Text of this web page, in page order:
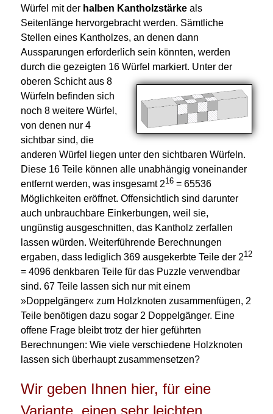
Würfel mit der halben Kantholzstärkeals
Seitenlänge hervorgebracht werden. Sämtliche
Stellen eines Kantholzes, an denen dann
Aussparungen erforderlich sein könnten, werden
durch die gezeigten 16 Würfel markiert. Unter der
oberen Schicht aus 8
Würfeln befinden sich
noch 8 weitere Würfel,
von denen nur 4
sichtbar sind, die
anderen Würfel liegen unter den sichtbaren Würfeln.
Diese 16 Teile können alle unabhängig voneinander
entfernt werden, was insgesamt 216= 65536
Möglichkeiten eröffnet. Offensichtlich sind darunter
auch unbrauchbare Einkerbungen, weil sie,
ungünstig ausgeschnitten, das Kantholz zerfallen
lassen würden. Weiterführende Berechnungen
ergaben, dass lediglich 369 ausgekerbte Teile der 212
= 4096 denkbaren Teile für das Puzzle verwendbar
sind. 67 Teile lassen sich nur mit einem
»Doppelgänger« zum Holzknoten zusammenfügen, 2
Teile benötigen dazu sogar 2 Doppelgänger. Eine
offene Frage bleibt trotz der hier geführten
Berechnungen: Wie viele verschiedene Holzknoten
lassen sich überhaupt zusammensetzen?
Wir geben Ihnen hier, für eine